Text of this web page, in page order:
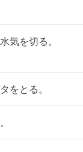
気を切る。
をとる。